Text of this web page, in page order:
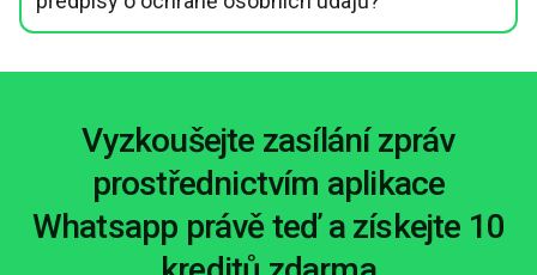
Vyzkoušejte zasílání zpráv
prostřednictvím aplikace
Whatsapp právě teď a získejte 10